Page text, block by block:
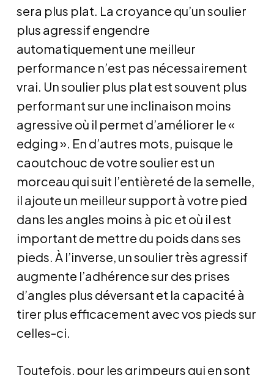
sera plus plat. La croyance qu’un soulier
plus agressif engendre
automatiquement une meilleur
performance n’est pas nécessairement
vrai. Un soulier plus plat est souvent plus
performant sur une inclinaison moins
agressive où il permet d’améliorer le «
edging ». En d’autres mots, puisque le
caoutchouc de votre soulier est un
morceau qui suit l’entièreté de la semelle,
il ajoute un meilleur support à votre pied
dans les angles moins à pic et où il est
important de mettre du poids dans ses
pieds. À l’inverse, un soulier très agressif
augmente l’adhérence sur des prises
d’angles plus déversant et la capacité à
tirer plus efficacement avec vos pieds sur
celles-ci.
Toutefois, pour les grimpeurs qui en sont